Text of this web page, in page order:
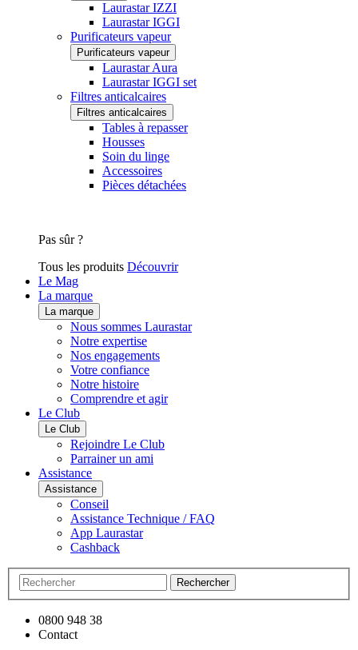
Laurastar IZZI
Laurastar IGGI
Purificateurs vapeur
Purificateurs vapeur
Laurastar Aura
Laurastar IGGI set
Filtres anticalcaires
Filtres anticalcaires
Tables à repasser
Housses
Soin du linge
Accessoires
Pièces détachées
Pas sûr ?
Tous les produits Découvrir
Le Mag
La marque
La marque
Nous sommes Laurastar
Notre expertise
Nos engagements
Votre confiance
Notre histoire
Comprendre et agir
Le Club
Le Club
Rejoindre Le Club
Parrainer un ami
Assistance
Assistance
Conseil
Assistance Technique / FAQ
App Laurastar
Cashback
Rechercher
0800 948 38
Contact